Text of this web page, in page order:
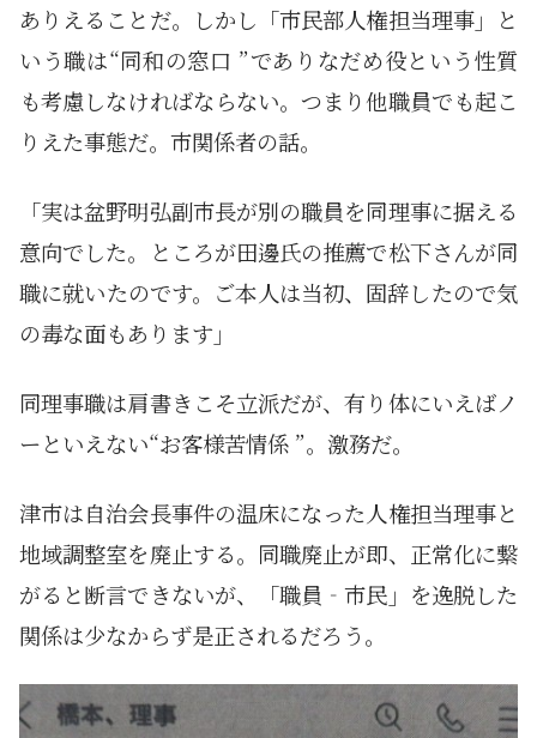
ありえることだ。しかし「市民部人権担当理事」と
いう職は“同和の窓口 ”でありなだめ役という性質
も考慮しなければならない。つまり他職員でも起こ
りえた事態だ。市関係者の話。
「実は盆野明弘副市長が別の職員を同理事に据える
意向でした。ところが田邊氏の推薦で松下さんが同
職に就いたのです。ご本人は当初、固辞したので気
の毒な面もあります」
同理事職は肩書きこそ立派だが、有り体にいえばノ
ーといえない“お客様苦情係 ”。激務だ。
津市は自治会長事件の温床になった人権担当理事と
地域調整室を廃止する。同職廃止が即、正常化に繋
がると断言できないが、「職員‐市民」を逸脱した
関係は少なからず是正されるだろう。